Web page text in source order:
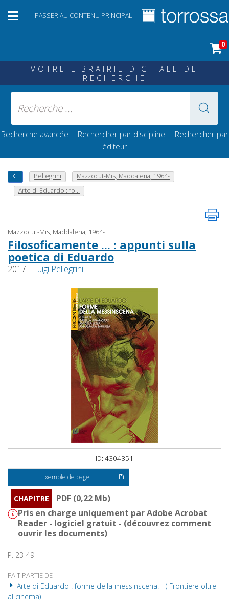
PASSER AU CONTENU PRINCIPAL
0
VOTRE LIBRAIRIE DIGITALE DE
RECHERCHE
Recherche avancée | Rechercher par discipline | Rechercher par
éditeur
Pellegrini
Mazzocut-Mis, Maddalena, 1964-
Arte di Eduardo : fo...
Mazzocut-Mis, Maddalena, 1964-
Filosoficamente ... : appunti sulla
poetica di Eduardo
2017 - Luigi Pellegrini
ID: 4304351
Exemple de page
CHAPITRE
PDF (0,22 Mb)
Pris en charge uniquement par Adobe Acrobat
Reader - logiciel gratuit - (découvrez comment
ouvrir les documents)
P. 23-49
FAIT PARTIE DE
Arte di Eduardo : forme della messinscena. - ( Frontiere oltre
al cinema)